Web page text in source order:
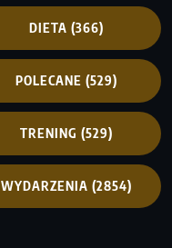
DIETA (366)
POLECANE (529)
TRENING (529)
WYDARZENIA (2854)